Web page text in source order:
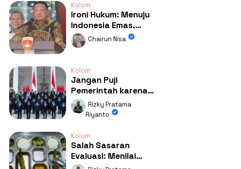
Kolom
Ironi Hukum: Menuju
Indonesia Emas,
Ternyata Emasnya
Ada di Rumah Febrie!
Chairun Nisa
Kolom
Jangan Puji
Pemerintah karena
Kerja: Mengapa
Publik Begitu Mudah
Rizky Pratama
Riyanto
Kolom
Salah Sasaran
Evaluasi: Menilai
Program MBG Lewat